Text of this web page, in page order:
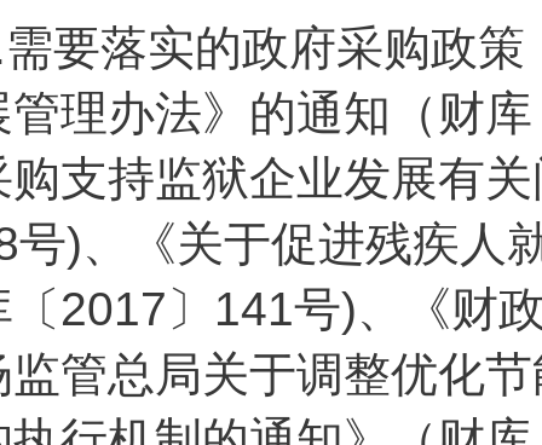
需要落实的政府采购政
管理办法》的通知（财
购支持监狱企业发展有
号)、《关于促进残疾人
〔2017〕141号)、《财
监管总局关于调整优化